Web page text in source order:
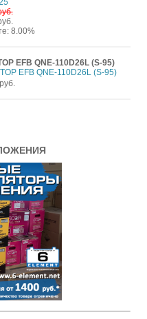
8.00%
EFB QNE-110D26L (S-95)